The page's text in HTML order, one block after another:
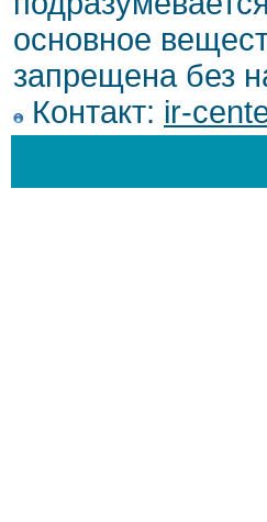
основное
запрещена без
Контакт: ir-